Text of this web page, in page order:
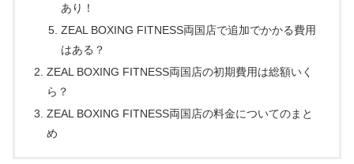
あり！
ZEAL BOXING FITNESS両国店で追加でかかる費用
はある？
ZEAL BOXING FITNESS両国店の初期費用は総額いく
ら？
ZEAL BOXING FITNESS両国店の料金についてのまと
め